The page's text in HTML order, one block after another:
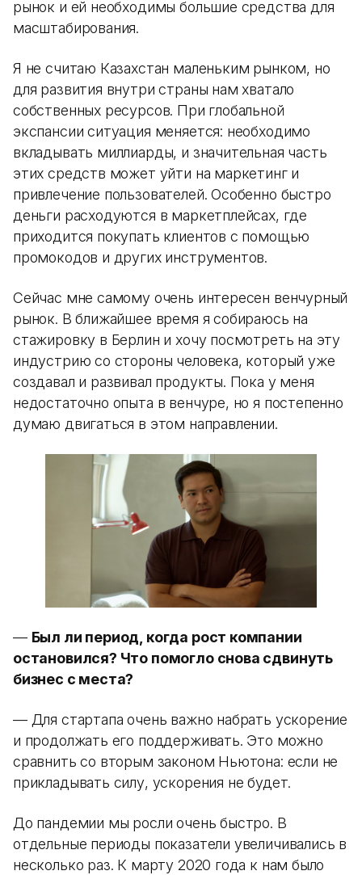
рынок и ей необходимы большие средства для
масштабирования.
Я не считаю Казахстан маленьким рынком, но
для развития внутри страны нам хватало
собственных ресурсов. При глобальной
экспансии ситуация меняется: необходимо
вкладывать миллиарды, и значительная часть
этих средств может уйти на маркетинг и
привлечение пользователей. Особенно быстро
деньги расходуются в маркетплейсах, где
приходится покупать клиентов с помощью
промокодов и других инструментов.
Сейчас мне самому очень интересен венчурный
рынок. В ближайшее время я собираюсь на
стажировку в Берлин и хочу посмотреть на эту
индустрию со стороны человека, который уже
создавал и развивал продукты. Пока у меня
недостаточно опыта в венчуре, но я постепенно
думаю двигаться в этом направлении.
— Был ли период, когда рост компании
остановился? Что помогло снова сдвинуть
бизнес с места?
— Для стартапа очень важно набрать ускорение
и продолжать его поддерживать. Это можно
сравнить со вторым законом Ньютона: если не
прикладывать силу, ускорения не будет.
До пандемии мы росли очень быстро. В
отдельные периоды показатели увеличивались в
несколько раз. К марту 2020 года к нам было